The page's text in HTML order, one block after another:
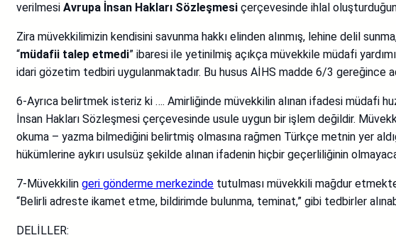
verilmesi Avrupa İnsan Hakları Sözleşmesi çerçevesinde ihlal
Zira müvekkilimizin kendisini savunma hakkı elinden alınmış, lehine delil
“müdafii talep etmedi” ibaresi ile yetinilmiş açıkça müvekkile müdafi
idari gözetim tedbiri uygulanmaktadır. Bu husus AİHS madde 6/3 gereğince
6-Ayrıca belirtmek isteriz ki …. Amirliğinde müvekkilin alınan ifadesi müdafi
İnsan Hakları Sözleşmesi çerçevesinde usule uygun bir işlem değildir.
okuma – yazma bilmediğini belirtmiş olmasına rağmen Türkçe metnin yer
hükümlerine aykırı usulsüz şekilde alınan ifadenin hiçbir geçerliliğinin
7-Müvekkilin geri gönderme merkezinde tutulması müvekkili mağdur
“Belirli adreste ikamet etme, bildirimde bulunma, teminat,” gibi tedbirler
DELİLLER: